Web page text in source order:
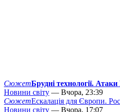
СюжетБрудні технології.
Новини світу — Вчора, 23:39
СюжетЕскалація для Європи.
Новини світу — Вчора, 17:07